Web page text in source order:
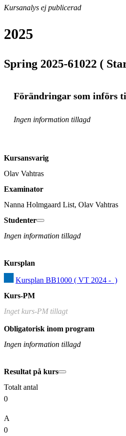
Kursanalys ej publicerad
2025
Spring 2025-61022 (
Förändringar som införs
Ingen information tillagd
Kursansvarig
Olav Vahtras
Examinator
Nanna Holmgaard List, Olav Vahtras
Studenter
Ingen information tillagd
Kursplan
Kursplan BB1000 ( VT 2024 -  )
Kurs-PM
Inget kurs-PM tillagt
Obligatorisk inom program
Ingen information tillagd
Resultat på kurs
Totalt antal
0
A
0